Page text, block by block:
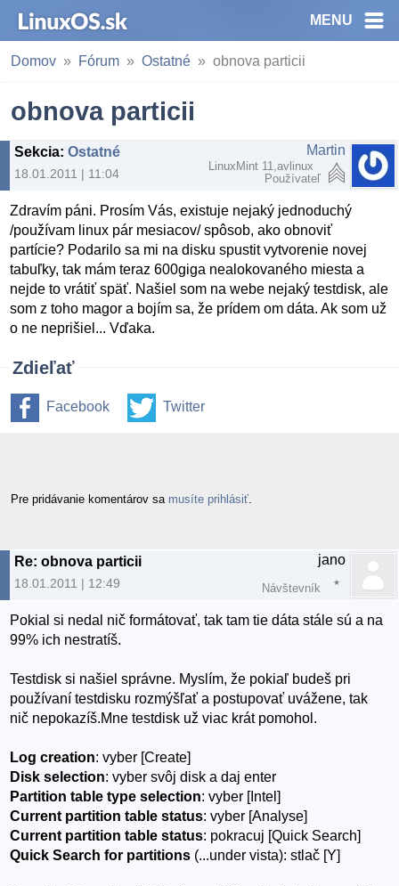
MENU
Domov Fórum Ostatné obnova particii
obnova particii
Sekcia: Ostatné
18.01.2011 | 11:04
Martin
LinuxMint 11,avlinux
Používateľ
Zdravím páni. Prosím Vás, existuje nejaký jednoduchý
/používam linux pár mesiacov/ spôsob, ako obnoviť
partície? Podarilo sa mi na disku spustit vytvorenie novej
tabuľky, tak mám teraz 600giga nealokovaného miesta a
nejde to vrátiť späť. Našiel som na webe nejaký testdisk, ale
som z toho magor a bojím sa, že prídem om dáta. Ak som už
o ne neprišiel... Vďaka.
Zdieľať
Facebook Twitter
Pre pridávanie komentárov sa musíte prihlásiť
Re: obnova particii
18.01.2011 | 12:49
jano
Návštevník
Pokial si nedal nič formátovať, tak tam tie dáta stále sú a na
99% ich nestratíš.
Testdisk si našiel správne. Myslím, že pokiaľ budeš pri
používaní testdisku rozmýšľať a postupovať uvážene, tak
nič nepokazíš.Mne testdisk už viac krát pomohol.
Log creation: vyber [Create]
Disk selection: vyber svôj disk a daj enter
Partition table type selection: vyber [Intel]
Current partition table status: vyber [Analyse]
Current partition table status: pokracuj [Quick Search]
Quick Search for partitions (...under vista): stlač [Y]